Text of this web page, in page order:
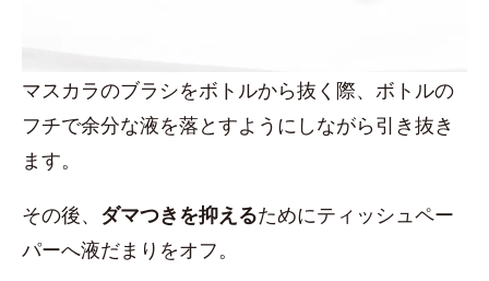
マスカラのブラシをボトルから抜く際、ボトルの
フチで余分な液を落とすようにしながら引き抜き
ます。
その後、 ダマつきを抑えるためにティッシュペー
パーへ液だまりをオフ。